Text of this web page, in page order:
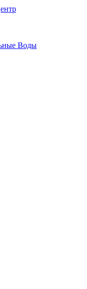
Воды